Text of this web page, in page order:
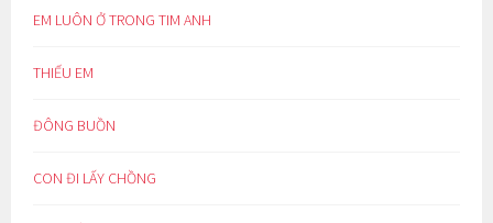
EM LUÔN Ở TRONG TIM ANH
THIẾU EM
ĐÔNG BUỒN
CON ĐI LẤY CHỒNG